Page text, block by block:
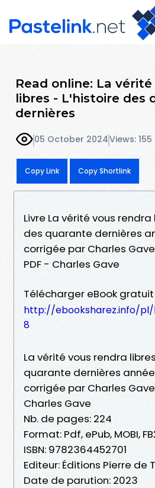
Read online: La
libres - L'histoire des
dernières
05 October 2024Views: 155
Copy Link Copy Shortlink
Livre La vérité vous
des quarante dernières
corrigée par Charles
PDF - Charles Gave
Télécharger eBook
http://ebooksharez.info/pl/
8
La vérité vous rendra
quarante dernières
corrigée par Charles Gave
Charles Gave
Nb. de pages: 224
Format: Pdf, ePub, MOBI,
ISBN: 9782364452701
Editeur: Éditions Pierre de
Date de parution: 2023